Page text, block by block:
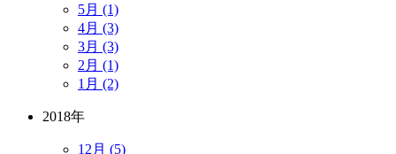
5月 (1)
4月 (3)
3月 (3)
2月 (1)
1月 (2)
2018年
12月 (5)